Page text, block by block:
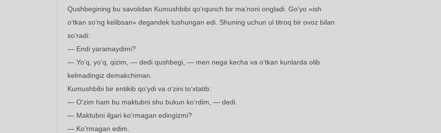
Qushbegining bu savolidan Kumushbibi qo‘rqunch bir ma’noni ongladi. Go‘yo «ish
o‘tkan so‘ng kelibsan» degandek tushungan edi. Shuning uchun ul titroq bir ovoz bilan
so‘radi:
— Endi yaramaydimi?
— Yo‘q, yo‘q, qizim, — dedi qushbegi, — men nega kecha va o‘tkan kunlarda olib
kelmadingiz demakchiman.
Kumushbibi bir entikib qo‘ydi va o‘zini to‘xtatib:
— O‘zim ham bu maktubni shu bukun ko‘rdim, — dedi.
— Maktubni ilgari ko‘rmagan edingizmi?
— Ko‘rmagan edim.